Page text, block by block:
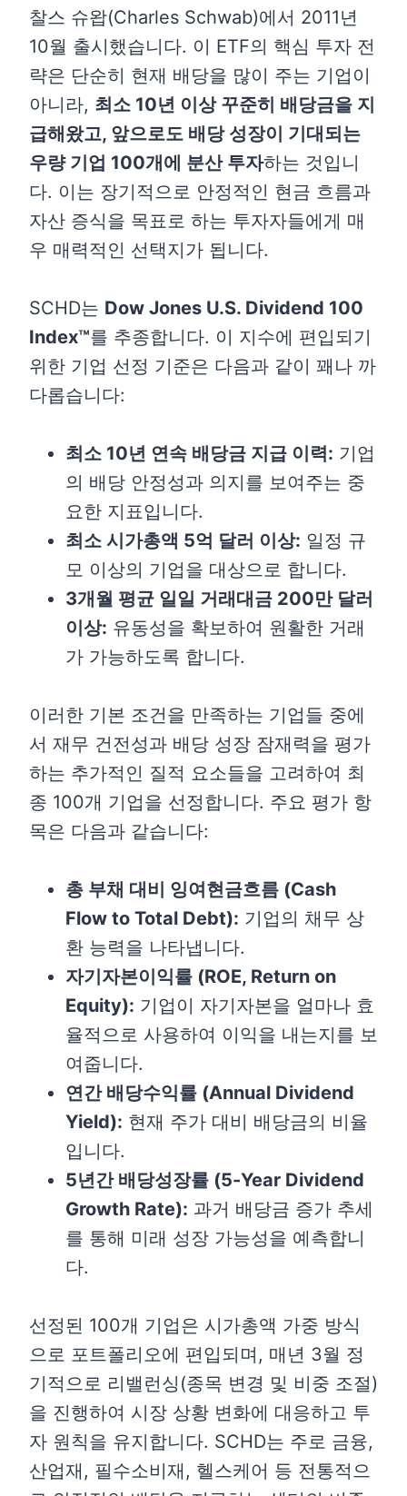
찰스 슈왑(Charles Schwab)에서 2011년
10월 출시했습니다. 이 ETF의 핵심 투자 전
략은 단순히 현재 배당을 많이 주는 기업이
아니라, 최소 10년 이상 꾸준히 배당금을 지
급해왔고, 앞으로도 배당 성장이 기대되는
우량 기업 100개에 분산 투자하는 것입니
다. 이는 장기적으로 안정적인 현금 흐름과
자산 증식을 목표로 하는 투자자들에게 매
우 매력적인 선택지가 됩니다.
SCHD는 Dow Jones U.S. Dividend 100
Index™를 추종합니다. 이 지수에 편입되기
위한 기업 선정 기준은 다음과 같이 꽤나 까
다롭습니다:
최소 10년 연속 배당금 지급 이력: 기업
의 배당 안정성과 의지를 보여주는 중
요한 지표입니다.
최소 시가총액 5억 달러 이상: 일정 규
모 이상의 기업을 대상으로 합니다.
3개월 평균 일일 거래대금 200만 달러
이상: 유동성을 확보하여 원활한 거래
가 가능하도록 합니다.
이러한 기본 조건을 만족하는 기업들 중에
서 재무 건전성과 배당 성장 잠재력을 평가
하는 추가적인 질적 요소들을 고려하여 최
종 100개 기업을 선정합니다. 주요 평가 항
목은 다음과 같습니다:
총 부채 대비 잉여현금흐름 (Cash
Flow to Total Debt): 기업의 채무 상
환 능력을 나타냅니다.
자기자본이익률 (ROE, Return on
Equity): 기업이 자기자본을 얼마나 효
율적으로 사용하여 이익을 내는지를 보
여줍니다.
연간 배당수익률 (Annual Dividend
Yield): 현재 주가 대비 배당금의 비율
입니다.
5년간 배당성장률 (5-Year Dividend
Growth Rate): 과거 배당금 증가 추세
를 통해 미래 성장 가능성을 예측합니
다.
선정된 100개 기업은 시가총액 가중 방식
으로 포트폴리오에 편입되며, 매년 3월 정
기적으로 리밸런싱(종목 변경 및 비중 조절)
을 진행하여 시장 상황 변화에 대응하고 투
자 원칙을 유지합니다. SCHD는 주로 금융,
산업재, 필수소비재, 헬스케어 등 전통적으